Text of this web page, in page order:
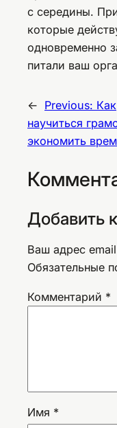
с середины.
которые
одновременно
питали ваш
← Previous: Как
научиться
экономить
Добавить
Ваш адрес
Обязательные
Комментарий *
Имя *